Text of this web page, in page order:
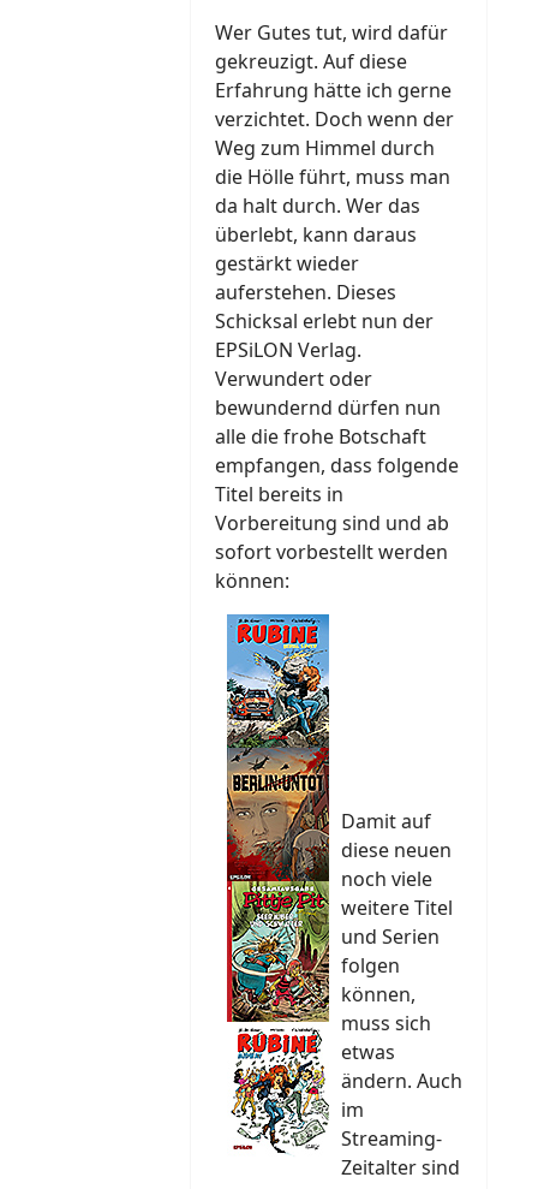
Wer Gutes tut, wird dafür
gekreuzigt. Auf diese
Erfahrung hätte ich gerne
verzichtet. Doch wenn der
Weg zum Himmel durch
die Hölle führt, muss man
da halt durch. Wer das
überlebt, kann daraus
gestärkt wieder
auferstehen. Dieses
Schicksal erlebt nun der
EPSiLON Verlag.
Verwundert oder
bewundernd dürfen nun
alle die frohe Botschaft
empfangen, dass folgende
Titel bereits in
Vorbereitung sind und ab
sofort vorbestellt werden
können:
Damit auf
diese neuen
noch viele
weitere Titel
und Serien
folgen
können,
muss sich
etwas
ändern. Auch
im
Streaming-
Zeitalter sind